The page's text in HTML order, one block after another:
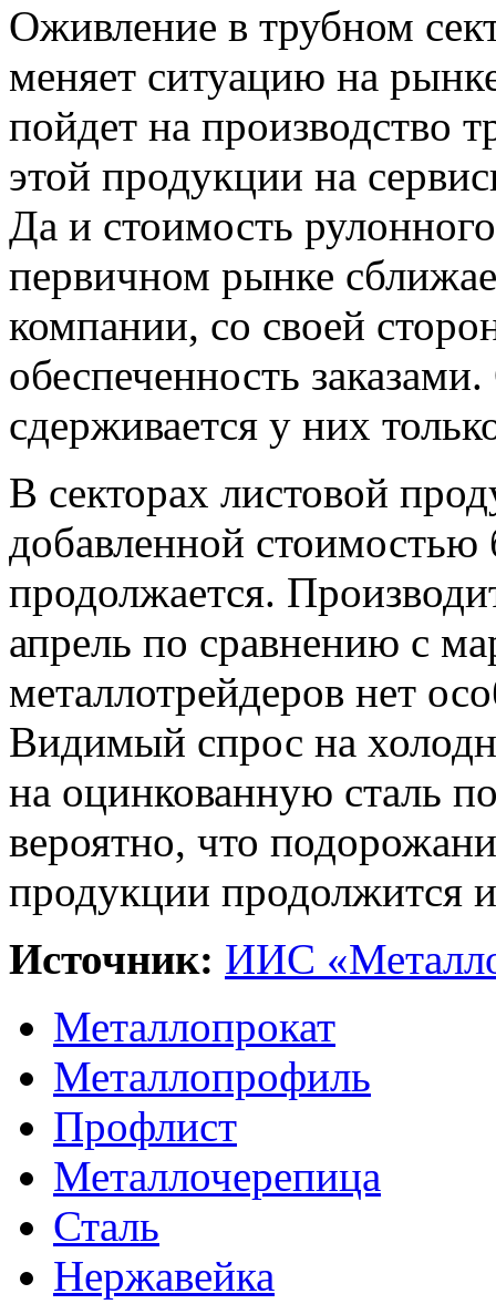
Оживление в трубном
меняет ситуацию на
пойдет на производство
этой продукции на
Да и стоимость
первичном рынке
компании, со своей
обеспеченность
сдерживается у них
В секторах листовой
добавленной стоимостью
продолжается.
апрель по сравнению с
металлотрейдеров нет
Видимый спрос на
на оцинкованную сталь
вероятно, что
продукции продолжится
Источник: ИИС
Металлопрокат
Металлопрофиль
Профлист
Металлочерепица
Сталь
Нержавейка